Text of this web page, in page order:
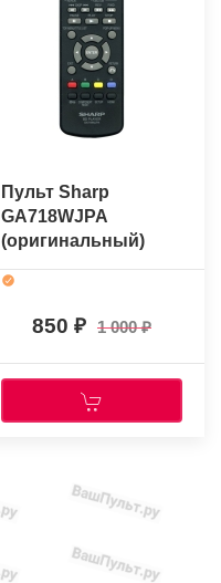
Пульт Sharp
GA718WJPA
(оригинальный)
850 1 000